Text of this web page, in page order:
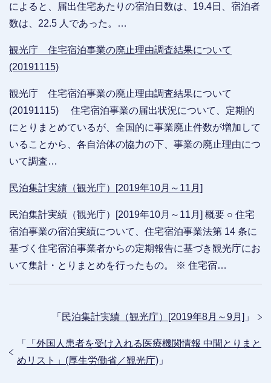
によると、届出住宅あたりの宿泊日数は、19.4日、宿泊者
数は、22.5 人であった。…
観光庁 住宅宿泊事業の廃止理由調査結果について
(20191115)
観光庁 住宅宿泊事業の廃止理由調査結果について
(20191115) 住宅宿泊事業の届出状況について、定期的
にとりまとめているが、全国的に事業廃止件数が増加して
いることから、各自治体の協力の下、事業の廃止理由につ
いて調査…
民泊集計実績（観光庁）[2019年10月～11月]
民泊集計実績（観光庁）[2019年10月～11月] 概要 ○ 住宅
宿泊事業の宿泊実績について、住宅宿泊事業法第 14 条に
基づく住宅宿泊事業者からの定期報告に基づき観光庁にお
いて集計・とりまとめを行ったもの。 ※ 住宅宿…
「 民泊集計実績（観光庁）[2019年8月～9月] 」
「
「外国人患者を受け入れる医療機関情報 中間とりまと
めリスト」(厚生労働省／観光庁) 」